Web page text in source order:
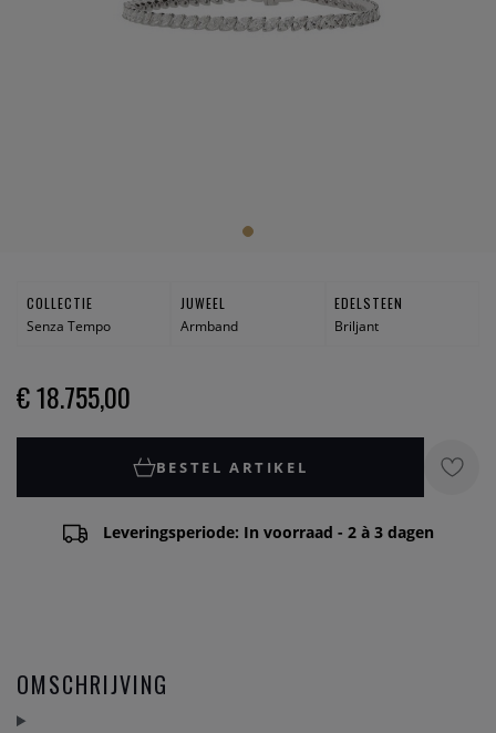
COLLECTIE
Senza Tempo
JUWEEL
Armband
EDELSTEEN
Briljant
€ 18.755,00
BESTEL ARTIKEL
Leveringsperiode: In voorraad - 2 à 3 dagen
OMSCHRIJVING